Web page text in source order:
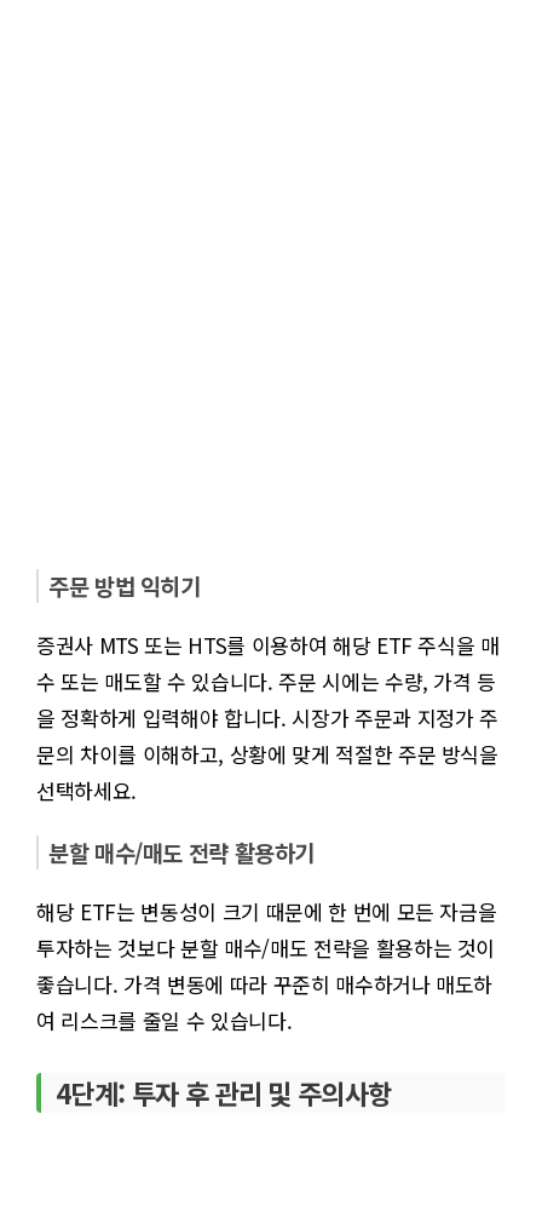
주문 방법 익히기
증권사 MTS 또는 HTS를 이용하여 해당 ETF 주식을 매
수 또는 매도할 수 있습니다. 주문 시에는 수량, 가격 등
을 정확하게 입력해야 합니다. 시장가 주문과 지정가 주
문의 차이를 이해하고, 상황에 맞게 적절한 주문 방식을
선택하세요.
분할 매수/매도 전략 활용하기
해당 ETF는 변동성이 크기 때문에 한 번에 모든 자금을
투자하는 것보다 분할 매수/매도 전략을 활용하는 것이
좋습니다. 가격 변동에 따라 꾸준히 매수하거나 매도하
여 리스크를 줄일 수 있습니다.
4단계: 투자 후 관리 및 주의사항